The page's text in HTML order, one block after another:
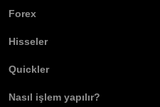
Forex
Hisseler
Quickler
Nasıl işlem yapılır?